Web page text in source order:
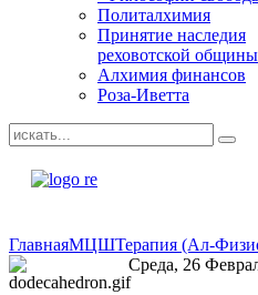
Политалхимия
Принятие наследия
реховотской общины
Алхимия финансов
Роза-Иветта
ГлавнаяМЦШТерапия (Ал-
Среда, 26